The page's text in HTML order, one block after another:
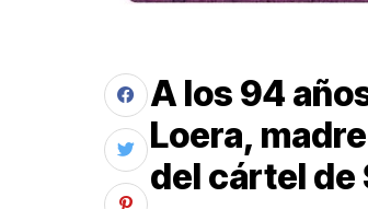
A los 94
Loera,
del cártel de